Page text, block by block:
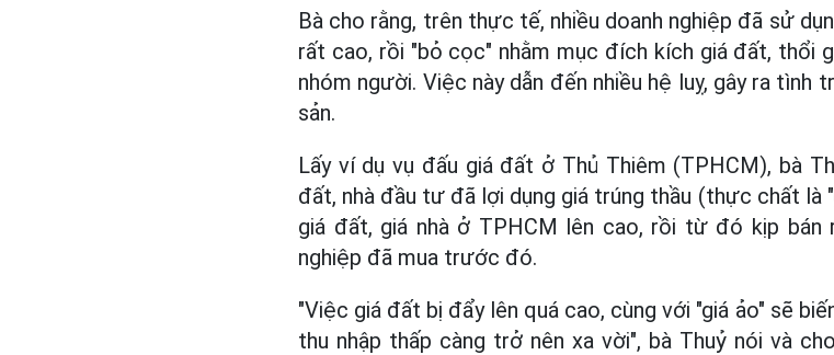
Bà cho rằng, trên thực tế, nhiều doanh nghiệp đã sử
rất cao, rồi "bỏ cọc" nhằm mục đích kích giá đất, thổi
nhóm người. Việc này dẫn đến nhiều hệ luỵ, gây ra
sản.
Lấy ví dụ vụ đấu giá đất ở Thủ Thiêm (TPHCM), bà
đất, nhà đầu tư đã lợi dụng giá trúng thầu (thực chất là
giá đất, giá nhà ở TPHCM lên cao, rồi từ đó kịp bán
nghiệp đã mua trước đó.
"Việc giá đất bị đẩy lên quá cao, cùng với "giá ảo" sẽ
thu nhập thấp càng trở nên xa vời", bà Thuỷ nói và